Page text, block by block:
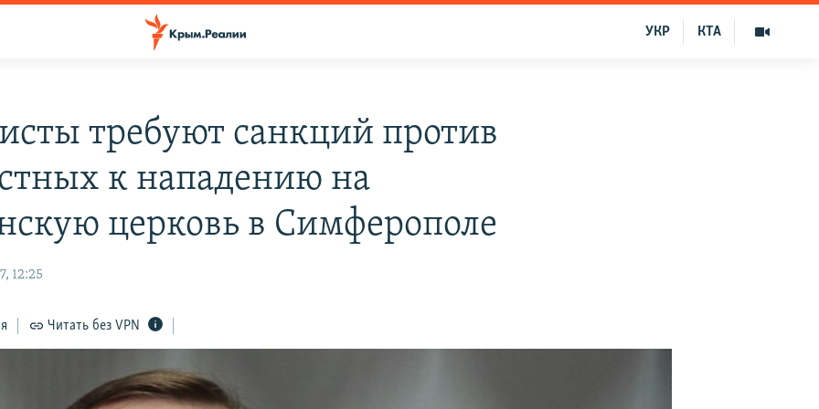
КТА
УКР
требуют санкций против
к нападению на
церковь в Симферополе
12:25
Читать без VPN